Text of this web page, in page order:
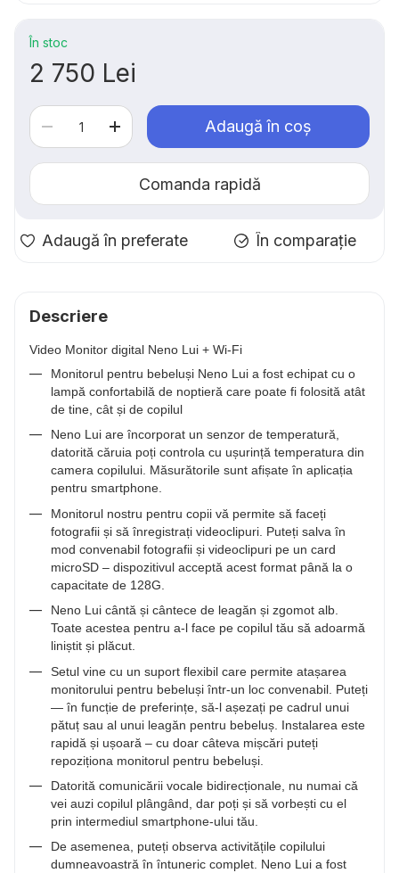
În stoc
2 750 Lei
Adaugă în coș
Comanda rapidă
Adaugă în preferate În comparație
Descriere
Video Monitor digital Neno Lui + Wi-Fi
Monitorul pentru bebeluși Neno Lui a fost echipat cu o
lampă confortabilă de noptieră care poate fi folosită atât
de tine, cât și de copilul
Neno Lui are încorporat un senzor de temperatură,
datorită căruia poți controla cu ușurință temperatura din
camera copilului. Măsurătorile sunt afișate în aplicația
pentru smartphone.
Monitorul nostru pentru copii vă permite să faceți
fotografii și să înregistrați videoclipuri. Puteți salva în
mod convenabil fotografii și videoclipuri pe un card
microSD – dispozitivul acceptă acest format până la o
capacitate de 128G.
Neno Lui cântă și cântece de leagăn și zgomot alb.
Toate acestea pentru a-l face pe copilul tău să adoarmă
liniștit și plăcut.
Setul vine cu un suport flexibil care permite atașarea
monitorului pentru bebeluși într-un loc convenabil. Puteți
— în funcție de preferințe, să-l așezați pe cadrul unui
pătuț sau al unui leagăn pentru bebeluș. Instalarea este
rapidă și ușoară – cu doar câteva mișcări puteți
repoziționa monitorul pentru bebeluși.
Datorită comunicării vocale bidirecționale, nu numai că
vei auzi copilul plângând, dar poți și să vorbești cu el
prin intermediul smartphone-ului tău.
De asemenea, puteți observa activitățile copilului
dumneavoastră în întuneric complet. Neno Lui a fost